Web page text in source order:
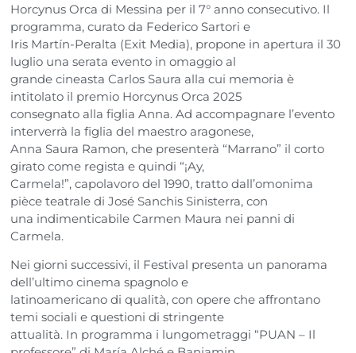
Horcynus Orca di Messina per il 7° anno consecutivo. Il
programma, curato da Federico Sartori e
Iris Martín-Peralta (Exit Media), propone in apertura il 30
luglio una serata evento in omaggio al
grande cineasta Carlos Saura alla cui memoria è
intitolato il premio Horcynus Orca 2025
consegnato alla figlia Anna. Ad accompagnare l’evento
interverrà la figlia del maestro aragonese,
Anna Saura Ramon, che presenterà “Marrano” il corto
girato come regista e quindi “¡Ay,
Carmela!”, capolavoro del 1990, tratto dall’omonima
pièce teatrale di José Sanchis Sinisterra, con
una indimenticabile Carmen Maura nei panni di
Carmela.
Nei giorni successivi, il Festival presenta un panorama
dell’ultimo cinema spagnolo e
latinoamericano di qualità, con opere che affrontano
temi sociali e questioni di stringente
attualità. In programma i lungometraggi “PUAN – Il